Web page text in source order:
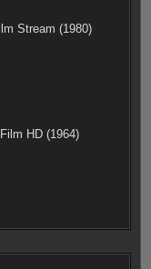
Stream (1980)
HD (1964)